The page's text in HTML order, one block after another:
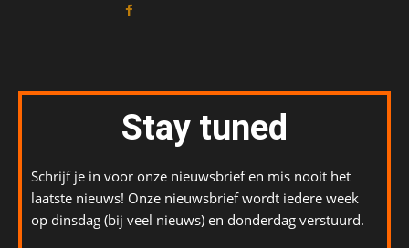
Stay tuned
Schrijf je in voor onze nieuwsbrief en mis nooit het
laatste nieuws! Onze nieuwsbrief wordt iedere week
op dinsdag (bij veel nieuws) en donderdag verstuurd.